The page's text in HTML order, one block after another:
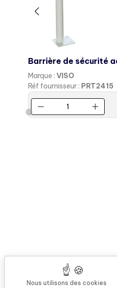
Marque : VISO
Réf fournisseur : PRT2415
Nous utilisons des cookies